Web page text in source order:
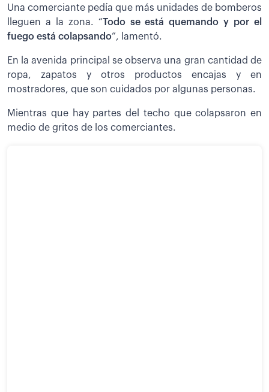
Una comerciante pedía que más unidades de bomberos
lleguen a la zona. “Todo se está quemando y por el
fuego está colapsando”, lamentó.
En la avenida principal se observa una gran cantidad de
ropa, zapatos y otros productos encajas y en
mostradores, que son cuidados por algunas personas.
Mientras que hay partes del techo que colapsaron en
medio de gritos de los comerciantes.